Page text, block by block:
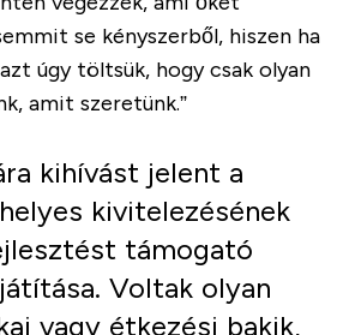
se kényszerből, hiszen ha
úgy töltsük, hogy csak olyan
amit szeretünk.”
kihívást jelent a
kivitelezésének
támogató
Voltak olyan
vagy étkezési bakik,